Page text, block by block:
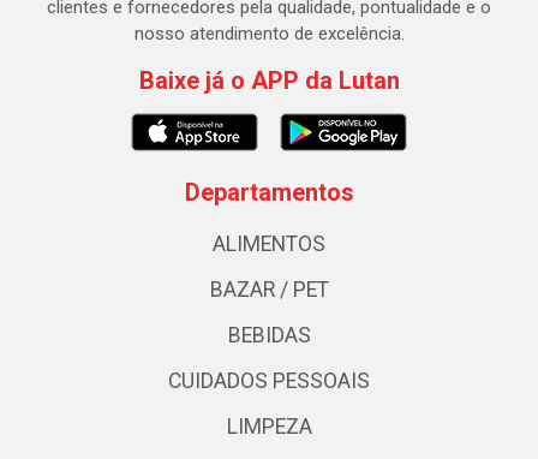
clientes e fornecedores pela qualidade, pontualidade e o
nosso atendimento de excelência.
Baixe já o APP da Lutan
Departamentos
ALIMENTOS
BAZAR / PET
BEBIDAS
CUIDADOS PESSOAIS
LIMPEZA